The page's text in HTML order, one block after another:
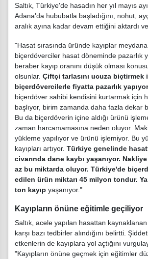
Saltık, Türkiye'de hasadın her yıl mayıs
Adana'da hububatla başladığını, nohut,
aralık ayına kadar devam ettiğini aktardı
"Hasat sırasında üründe kayıplar
biçerdöverciler hasat döneminde pazarlık
beraber kayıp oranını düşük olması
olsunlar. Çiftçi tarlasını ucuza biçtirmek
biçerdövercilerle fiyatta pazarlık
biçerdöver sahibi kendisini kurtarmak için
başlıyor, birim zamanda daha fazla dekar
Bu da biçerdöverin içine aldığı ürünü
zaman harcamamasına neden oluyor.
yükleme yapılıyor ve ürünü işlemiyor. Bu
kayıpları artıyor. Türkiye genelinde
civarında dane kaybı yaşanıyor. Nakliye
az bu miktarda oluyor. Türkiye'de
edilen ürün miktarı 45 milyon tondur.
ton kayıp yaşanıyor."
Kayıpların önüne eğitimle geçiliyor
Saltık, acele yapılan hasattan kaynaklanan
karşı bazı tedbirler alındığını belirtti.
etkenlerin de kayıplara yol açtığını
"Kayıpların önüne geçmek için eğitimler